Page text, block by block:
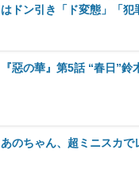
はドン引き「ド変態」「犯
『惡の華』第5話 “春日”
あのちゃん、超ミニスカで